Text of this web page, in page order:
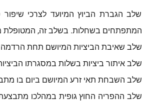
שלב הגברת הביוץ המיועד לצרכי
המתפתחים בשחלות. בשלב זה, המטופלת
שלב שאיבת הביציות המיושם תחת הרדמה
שלב איתור ביציות בשלות במסגרתו
שלב השבחת תאי זרע המיושם ביום בו